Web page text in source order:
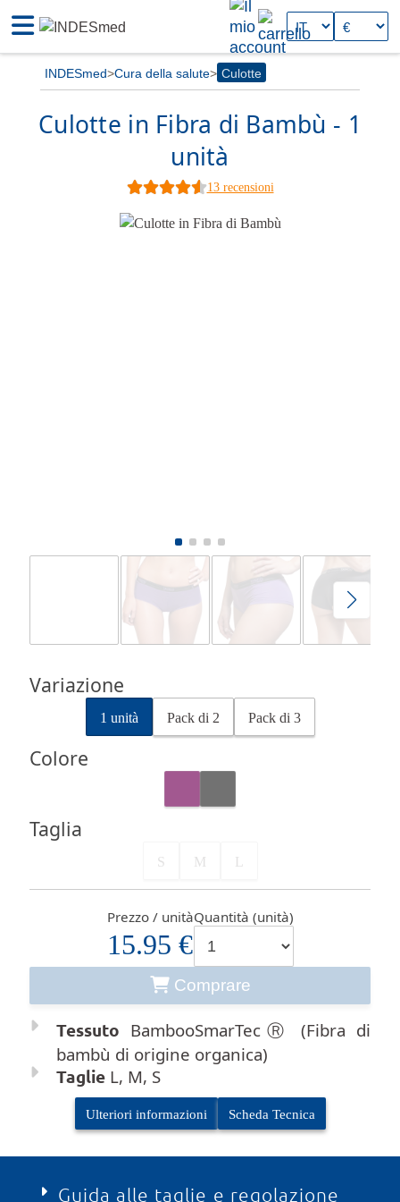
INDESmed Cura della salute Culotte
Culotte in Fibra di Bambù - 1
unità
13 recensioni
Variazione
1 unità Pack di 2 Pack di 3
Colore
Taglia
S M L
Prezzo / unità
15.95 €
Quantità (unità)
Comprare
Tessuto BambooSmarTecⓇ (Fibra di
bambù di origine organica)
TaglieL, M, S
Ulteriori informazioni Scheda Tecnica
Guida alle taglie e regolazione